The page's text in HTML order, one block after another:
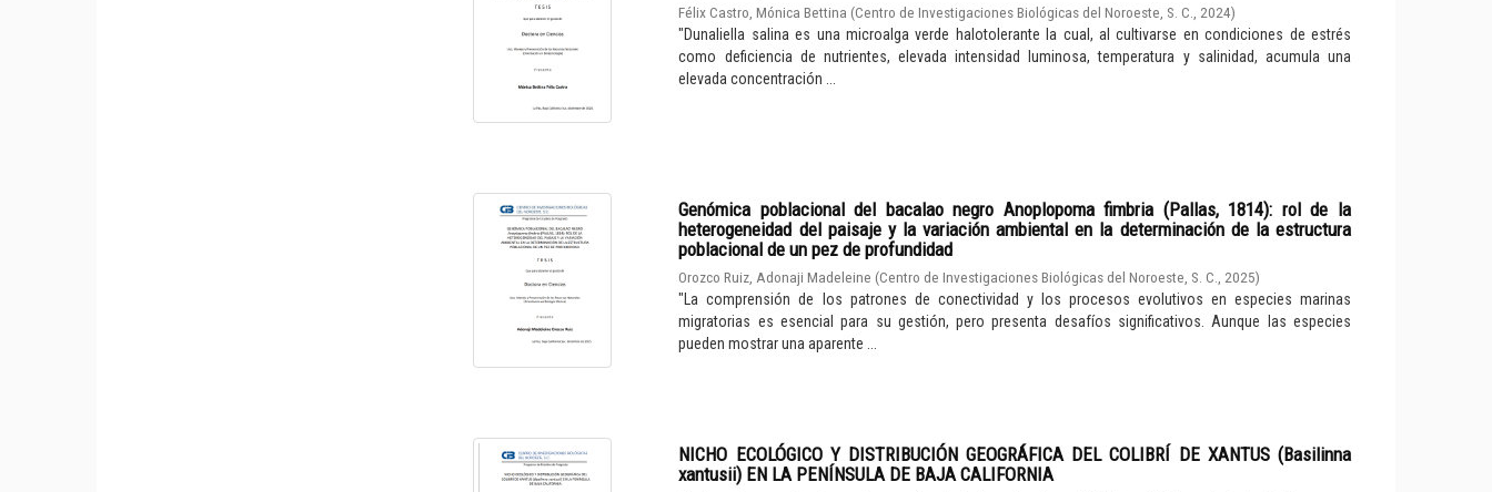
Félix Castro, Mónica Bettina (Centro de Investigaciones Biológicas del Noroeste, S. C. 2024)
"Dunaliella salina es una microalga verde halotolerante la cual, al cultivarse en condiciones de estrés
como deficiencia de nutrientes, elevada intensidad luminosa, temperatura y salinidad, acumula una
elevada concentración ...
Genómica poblacional del bacalao negro Anoplopoma fimbria (Pallas, 1814): rol de la
heterogeneidad del paisaje y la variación ambiental en la determinación de la estructura
poblacional de un pez de profundidad
Orozco Ruiz, Adonaji Madeleine (Centro de Investigaciones Biológicas del Noroeste, S. C., 2025)
"La comprensión de los patrones de conectividad y los procesos evolutivos en especies marinas
migratorias es esencial para su gestión, pero presenta desafíos significativos. Aunque las especies
pueden mostrar una aparente ...
NICHO ECOLÓGICO Y DISTRIBUCIÓN GEOGRÁFICA DEL COLIBRÍ DE XANTUS (Basilinna
xantusii) EN LA PENÍNSULA DE BAJA CALIFORNIA